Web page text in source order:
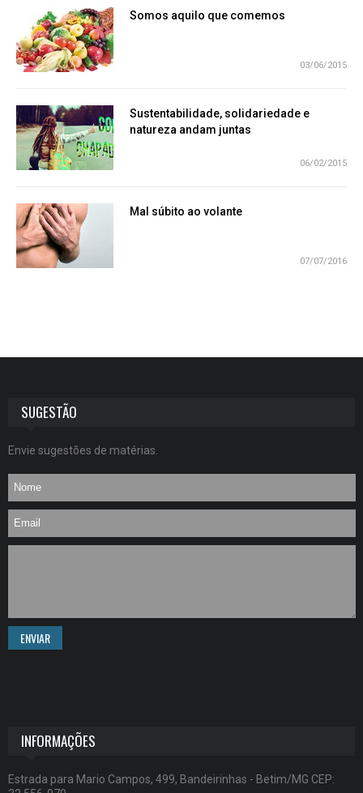
Somos aquilo que comemos
03/06/2015
Sustentabilidade, solidariedade e
natureza andam juntas
06/02/2015
Mal súbito ao volante
07/07/2016
SUGESTÃO
Envie sugestões de matérias.
ENVIAR
INFORMAÇÕES
Estrada para Mario Campos, 499, Bandeirinhas - Betim/MG CEP: